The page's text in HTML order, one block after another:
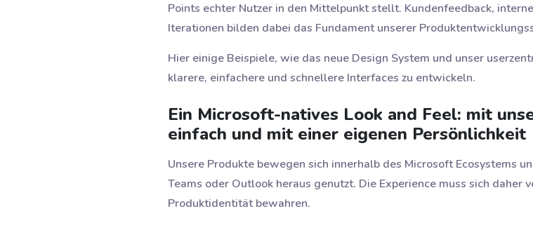
Points echter Nutzer in den Mittelpunkt stellt. Kundenfeedback,
Iterationen bilden dabei das Fundament unserer
Hier einige Beispiele, wie das neue Design System und unser
klarere, einfachere und schnellere Interfaces zu entwickeln.
Ein Microsoft-natives Look and Feel: mit
einfach und mit einer eigenen Persönlichkeit
Unsere Produkte bewegen sich innerhalb des Microsoft Ecosystems
Teams oder Outlook heraus genutzt. Die Experience muss sich
Produktidentität bewahren.